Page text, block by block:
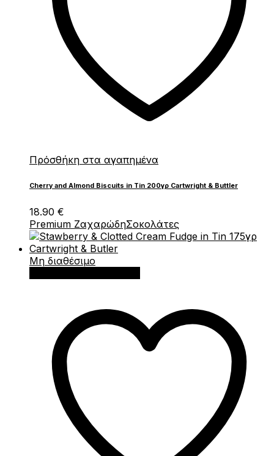
Πρόσθήκη στα αγαπημένα
Cherry and Almond Biscuits in Tin 200γρ Cartwright & Buttler
18.90 €
Premium ΖαχαρώδηΣοκολάτες
Μη διαθέσιμο